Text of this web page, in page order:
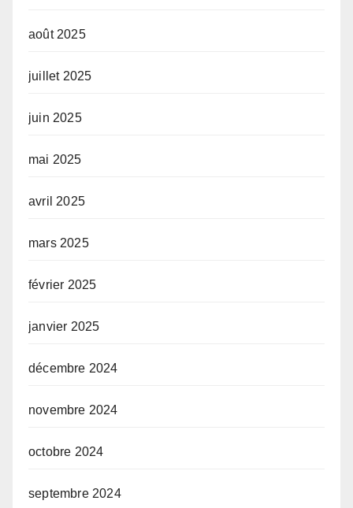
août 2025
juillet 2025
juin 2025
mai 2025
avril 2025
mars 2025
février 2025
janvier 2025
décembre 2024
novembre 2024
octobre 2024
septembre 2024